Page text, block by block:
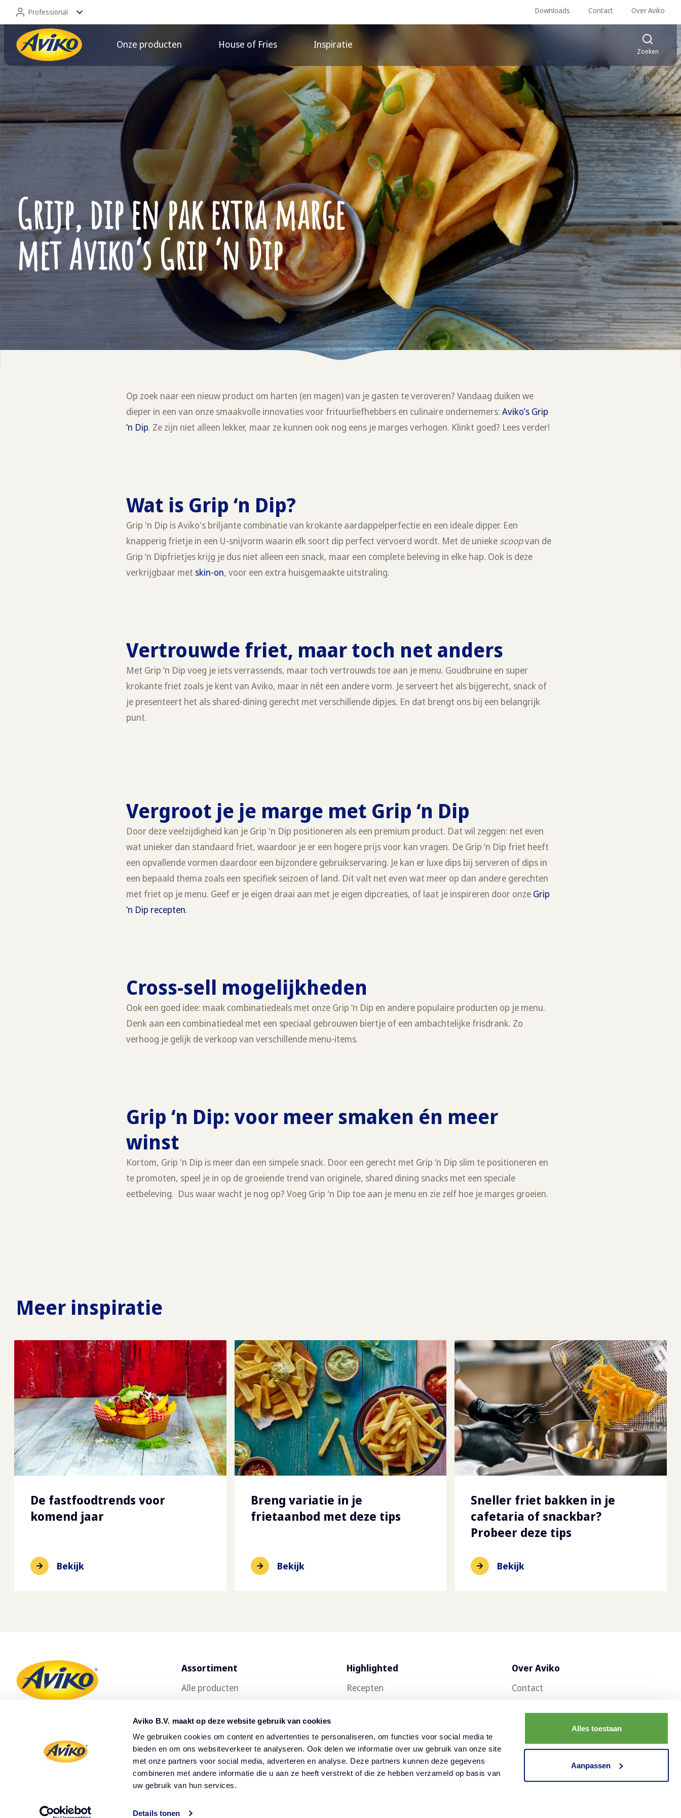
Aviko B.V. maakt op deze website gebruik van cookies
We gebruiken cookies om content en advertenties te personaliseren, om functies voor social media te
bieden en om ons websiteverkeer te analyseren. Ook delen we informatie over uw gebruik van onze site
met onze partners voor social media, adverteren en analyse. Deze partners kunnen deze gegevens
combineren met andere informatie die u aan ze heeft verstrekt of die ze hebben verzameld op basis van
uw gebruik van hun services.
Details tonen
Alles toestaan
Aanpassen
Professional
Professional
Consument
Downloads Contact Over Aviko
Onze producten House of Fries Inspiratie
Zoeken
Grijp, dip en pak extra marge
met Aviko’s Grip ‘n Dip
Op zoek naar een nieuw product om harten (en magen) van je gasten te veroveren? Vandaag duiken we
dieper in een van onze smaakvolle innovaties voor frituurliefhebbers en culinaire ondernemers:Aviko’s Grip
‘n Dip. Ze zijn niet alleen lekker, maar ze kunnen ook nog eens je marges verhogen. Klinkt goed? Lees verder!
Wat is Grip ‘n Dip?
Grip 'n Dip is Aviko's briljante combinatie van krokante aardappelperfectie en een ideale dipper. Een
knapperig frietje in een U-snijvorm waarin elk soort dip perfect vervoerd wordt. Met de unieke scoopvan de
Grip ‘n Dipfrietjes krijg je dus niet alleen een snack, maar een complete beleving in elke hap. Ook is deze
verkrijgbaar met skin-on, voor een extra huisgemaakte uitstraling.
Vertrouwde friet, maar toch net anders
Met Grip ‘n Dip voeg je iets verrassends, maar toch vertrouwds toe aan je menu. Goudbruine en super
krokante friet zoals je kent van Aviko, maar in nét een andere vorm. Je serveert het als bijgerecht, snack of
je presenteert het als shared-dining gerecht met verschillende dipjes. En dat brengt ons bij een belangrijk
punt.
Vergroot je je marge met Grip ‘n Dip
Door deze veelzijdigheid kan je Grip 'n Dip positioneren als een premium product. Dat wil zeggen: net even
wat unieker dan standaard friet, waardoor je er een hogere prijs voor kan vragen. De Grip ‘n Dip friet heeft
een opvallende vormen daardoor een bijzondere gebruikservaring. Je kan er luxe dips bij serveren of dips in
een bepaald thema zoals een specifiek seizoen of land. Dit valt net even wat meer op dan andere gerechten
met friet op je menu. Geef er je eigen draai aan met je eigen dipcreaties, of laat je inspireren door onze Grip
‘n Dip recepten.
Cross-sell mogelijkheden
Ook een goed idee: maak combinatiedeals met onze Grip ‘n Dip en andere populaire producten op je menu.
Denk aan een combinatiedeal met een speciaal gebrouwen biertje of een ambachtelijke frisdrank. Zo
verhoog je gelijk de verkoop van verschillende menu-items.
Grip ‘n Dip: voor meer smaken én meer
winst
Kortom, Grip 'n Dip is meer dan een simpele snack. Door een gerecht met Grip ‘n Dip slim te positioneren en
te promoten, speel je in op de groeiende trend van originele, shared dining snacks met een speciale
eetbeleving. Dus waar wacht je nog op? Voeg Grip 'n Dip toe aan je menu en zie zelf hoe je marges groeien.
Meer inspiratie
De fastfoodtrends voor
komend jaar
Bekijk
Breng variatie in je
frietaanbod met deze tips
Bekijk
Sneller friet bakken in je
cafetaria of snackbar?
Probeer deze tips
Bekijk
Assortiment
Alle producten
Oerfriet
SuperCrunch
Waar te koop
Highlighted
Recepten
Nieuwsbrief
Over Aviko
Contact
Werken bij Aviko
Duurzaamheid